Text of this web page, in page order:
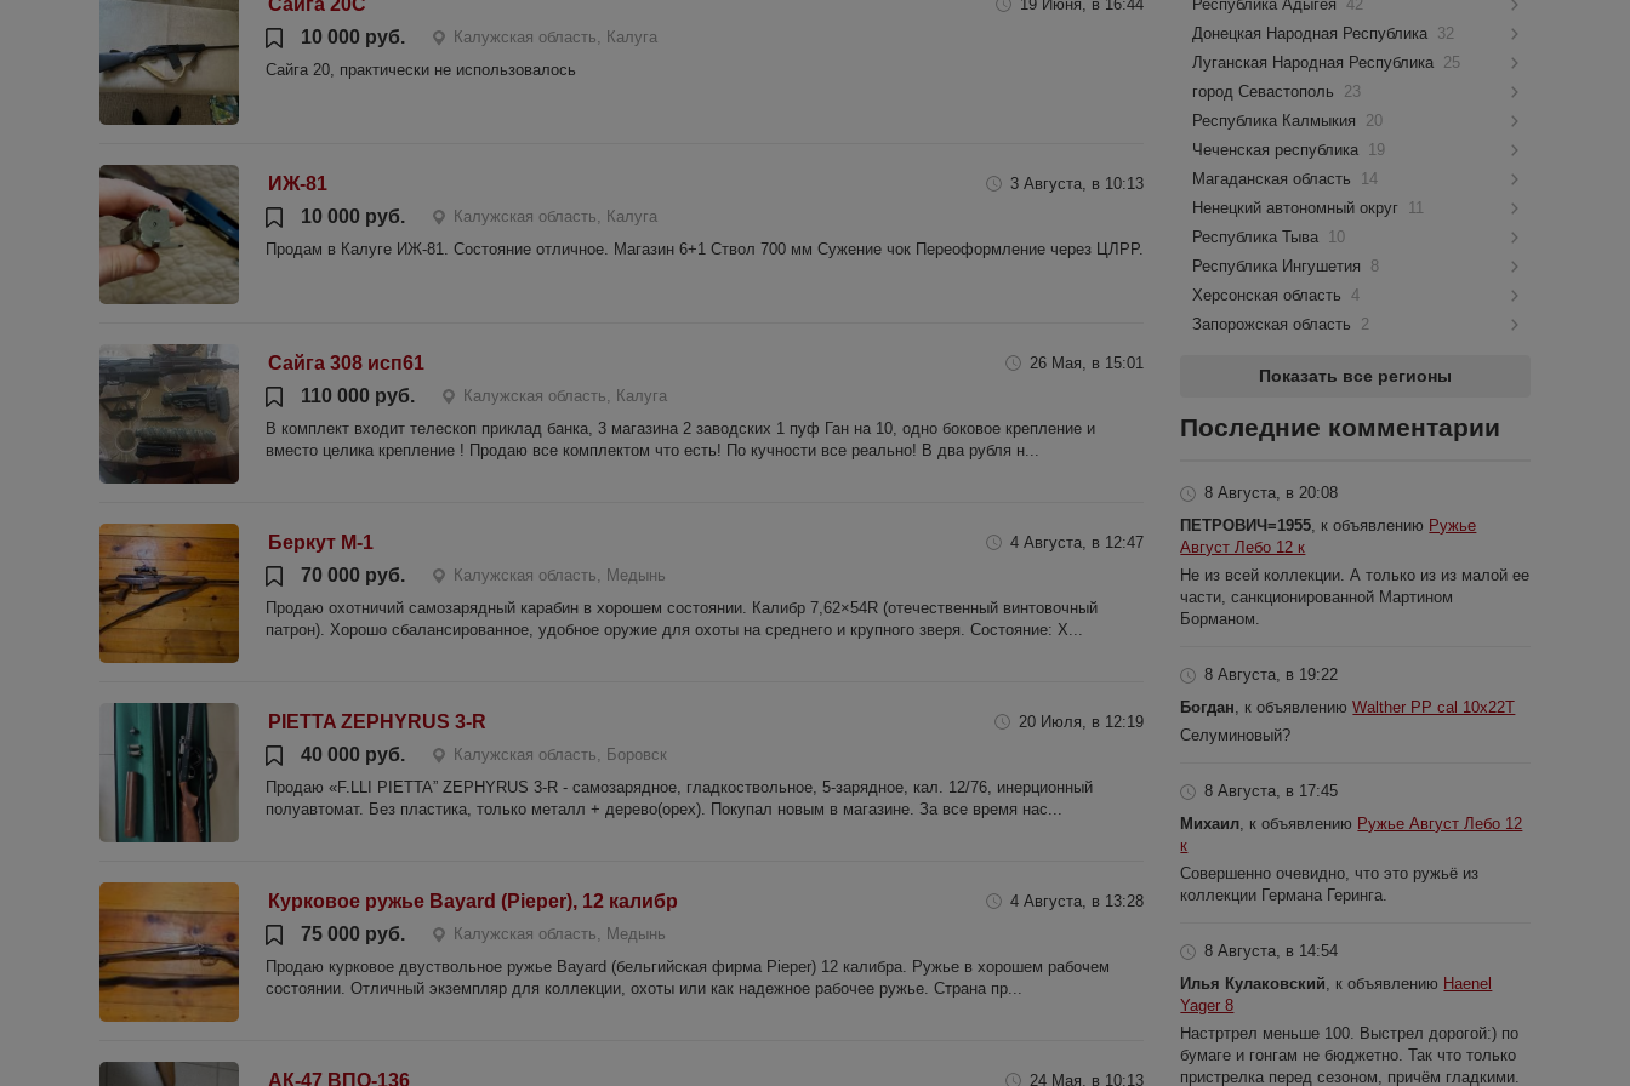
Сайга 20С 19 Июня, в 16:44
10 000 руб.
Калужская область, Калуга
Сайга 20, практически не использовалось
ИЖ-81 3 Августа, в 10:13
10 000 руб.
Калужская область, Калуга
Продам в Калуге ИЖ-81. Состояние отличное. Магазин 6+1 Ствол 700 мм Сужение чок Переоформление через ЦЛРР.
Сайга 308 исп61 26 Мая, в 15:01
110 000 руб.
Калужская область, Калуга
В комплект входит телескоп приклад банка, 3 магазина 2 заводских 1 пуф Ган на 10, одно боковое крепление и
вместо целика крепление ! Продаю все комплектом что есть! По кучности все реально! В два рубля н...
Беркут М-1 4 Августа, в 12:47
70 000 руб.
Калужская область, Медынь
Продаю охотничий самозарядный карабин в хорошем состоянии. Калибр 7,62×54R (отечественный винтовочный
патрон). Хорошо сбалансированное, удобное оружие для охоты на среднего и крупного зверя. Состояние: Х...
PIETTA ZEPHYRUS 3-R 20 Июля, в 12:19
40 000 руб.
Калужская область, Боровск
Продаю «F.LLI PIETTA” ZEPHYRUS 3-R - самозарядное, гладкоствольное, 5-зарядное, кал. 12/76, инерционный
полуавтомат. Без пластика, только металл + дерево(орех). Покупал новым в магазине. За все время нас...
Курковое ружье Bayard (Pieper), 12 калибр 4 Августа, в 13:28
75 000 руб.
Калужская область, Медынь
Продаю курковое двуствольное ружье Bayard (бельгийская фирма Pieper) 12 калибра. Ружье в хорошем рабочем
состоянии. Отличный экземпляр для коллекции, охоты или как надежное рабочее ружье. Страна пр...
АК-47 ВПО-136 24 Мая, в 10:13
Республика Адыгея
42
Донецкая Народная Республика 32
Луганская Народная Республика 25
город Севастополь
23
Республика Калмыкия
20
Чеченская республика 19
Магаданская область
14
Ненецкий автономный округ 11
Республика Тыва 10
Республика Ингушетия
8
Херсонская область
4
Запорожская область
2
Показать все регионы
Последние комментарии
8 Августа, в 20:08
ПЕТРОВИЧ=1955 , к объявлению Ружье
Август Лебо 12 к
Не из всей коллекции. А только из из малой ее
части, санкционированной Мартином
Борманом.
8 Августа, в 19:22
Богдан , к объявлениюWalther PP cal 10x22T
Селуминовый?
8 Августа, в 17:45
Михаил , к объявлению Ружье Август Лебо 12
к
Совершенно очевидно, что это ружьё из
коллекции Германа Геринга.
8 Августа, в 14:54
Илья Кулаковский , к объявлению Haenel
Yager 8
Настртрел меньше 100. Выстрел дорогой:) по
бумаге и гонгам не бюджетно. Так что только
пристрелка перед сезоном, причём гладкими.